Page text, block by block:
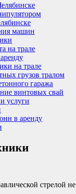
машин
на трале
на трале
грузов тралом
гаража
винтовых свай
услуги
в аренду
стрелой не